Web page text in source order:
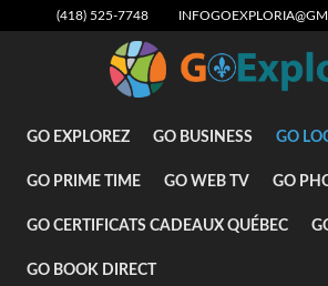
(418) 525-7748
GO EXPLOREZ GO BUSINESS GO
GO PRIME TIME GO WEB TV GO
GO CERTIFICATS CADEAUX QUÉBEC
GO BOOK DIRECT